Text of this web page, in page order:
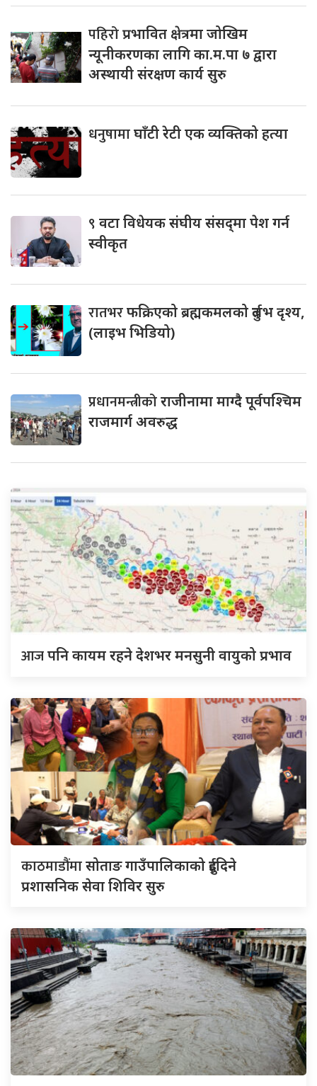
पहिरोप्रभावित क्षेत्रमा जोखिम
न्यूनीकरणका लागि का.म.पा ७ द्वारा
अस्थायी संरक्षण कार्य सुरु
धनुषामाघाँटी रेटी एक व्यक्तिको हत्या
९ वटा विधेयक संघीय संसद्‌मा पेश गर्न
स्वीकृत
रातभरफक्रिएको ब्रह्मकमलको दुर्लभ दृश्य,
(लाइभ भिडियो)
प्रधानमन्त्रीकोराजीनामा माग्दै पूर्वपश्चिम
राजमार्ग अवरुद्ध
आजपनि कायम रहने देशभर मनसुनी वायुको प्रभाव
काठमाडौंमासोताङ गाउँपालिकाको दुईदिने
प्रशासनिक सेवा शिविर सुरु